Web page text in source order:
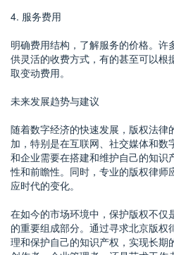
4. 服务费用
明确费用结构，了解服务的价格。许
供灵活的收费方式，有的甚至可以根
取变动费用。
未来发展趋势与建议
随着数字经济的快速发展，版权法律
加，特别是在互联网、社交媒体和数
和企业需要在搭建和维护自己的知识
性和前瞻性。同时，专业的版权律师
应时代的变化。
在如今的市场环境中，保护版权不仅
的重要组成部分。通过寻求北京版权
理和保护自己的知识产权，实现长期